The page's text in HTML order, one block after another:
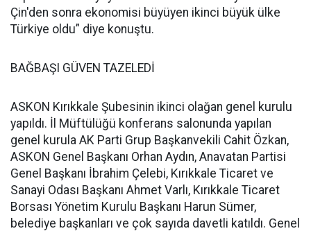
Çin'den sonra ekonomisi büyüyen ikinci büyük ülke
Türkiye oldu” diye konuştu.
BAĞBAŞI GÜVEN TAZELEDİ
ASKON Kırıkkale Şubesinin ikinci olağan genel kurulu
yapıldı. İl Müftülüğü konferans salonunda yapılan
genel kurula AK Parti Grup Başkanvekili Cahit Özkan,
ASKON Genel Başkanı Orhan Aydın, Anavatan Partisi
Genel Başkanı İbrahim Çelebi, Kırıkkale Ticaret ve
Sanayi Odası Başkanı Ahmet Varlı, Kırıkkale Ticaret
Borsası Yönetim Kurulu Başkanı Harun Sümer,
belediye başkanları ve çok sayıda davetli katıldı. Genel